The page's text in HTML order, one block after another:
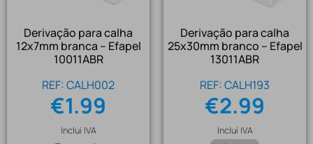
Derivação para calha
12x7mm branca – Efapel
10011ABR
REF: CALH002
€1.99
Inclui IVA
Derivação para calha
25x30mm branco – Efapel
13011ABR
REF: CALH193
€2.99
Inclui IVA